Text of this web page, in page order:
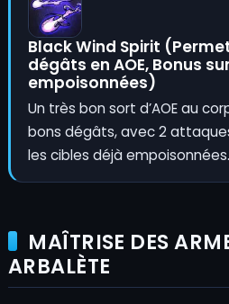
Black Wind Spirit
dégâts en AOE, Bonus
empoisonnées)
Un très bon sort d’AOE au
bons dégâts, avec 2
les cibles déjà empoisonnées.
MAÎTRISE DES
ARBALÈTE